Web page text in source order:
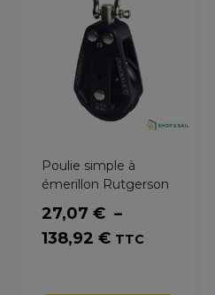
Poulie simple à
émerillon Rutgerson
27,07 € –
138,92 €Plage
TTC